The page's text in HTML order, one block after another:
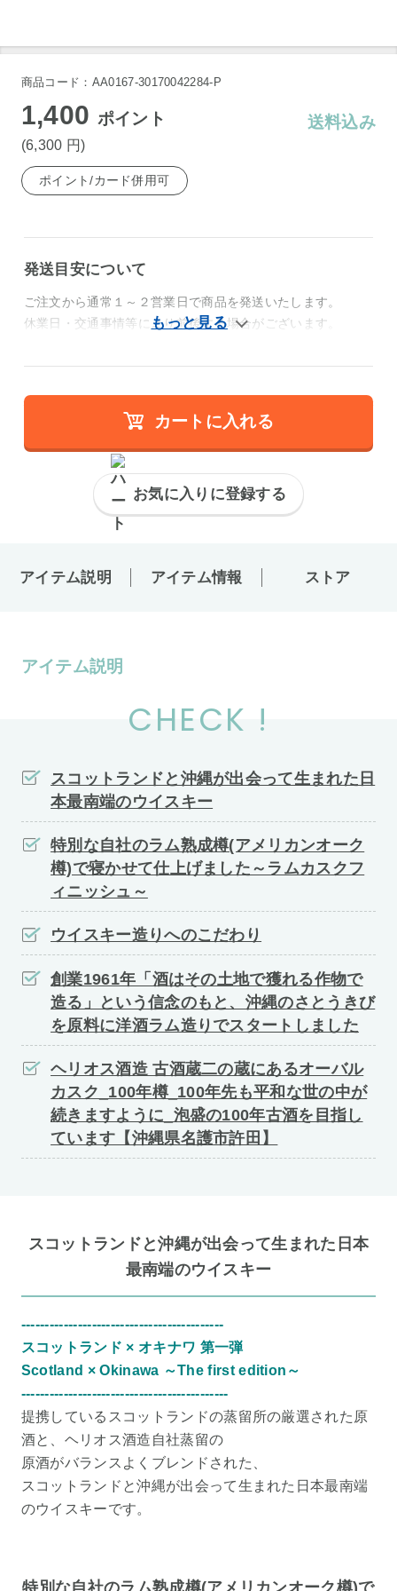
商品コード：AA0167-30170042284-P
1,400 ポイント
(6,300 円)
送料込み
ポイント/カード併用可
発送目安について
ご注文から通常１～２営業日で商品を発送いたします。
休業日・交通事情等により前後する場合がございます。
カートに入れる
お気に入りに登録する
アイテム説明 アイテム情報 ストア
アイテム説明
CHECK !
スコットランドと沖縄が出会って生まれた日
本最南端のウイスキー
特別な自社のラム熟成樽(アメリカンオーク
樽)で寝かせて仕上げました～ラムカスクフ
ィニッシュ～
ウイスキー造りへのこだわり
創業1961年「酒はその土地で獲れる作物で
造る」という信念のもと、沖縄のさとうきび
を原料に洋酒ラム造りでスタートしました
ヘリオス酒造 古酒蔵二の蔵にあるオーバル
カスク_100年樽_100年先も平和な世の中が
続きますように_泡盛の100年古酒を目指し
ています【沖縄県名護市許田】
スコットランドと沖縄が出会って生まれた日本
最南端のウイスキー
-------------------------------------------
スコットランド × オキナワ 第一弾
Scotland × Okinawa ～The first edition～
--------------------------------------------
提携しているスコットランドの蒸留所の厳選された原
酒と、ヘリオス酒造自社蒸留の
原酒がバランスよくブレンドされた、
スコットランドと沖縄が出会って生まれた日本最南端
のウイスキーです。